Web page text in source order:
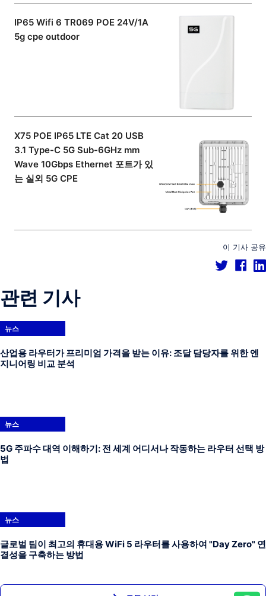
IP65 Wifi 6 TR069 POE 24V/1A
5g cpe outdoor
X75 POE IP65 LTE Cat 20 USB
3.1 Type-C 5G Sub-6GHz mm
Wave 10Gbps Ethernet 포트가 있
는 실외 5G CPE
이 기사 공유
관련 기사
뉴스
산업용 라우터가 프리미엄 가격을 받는 이유: 조달 담당자를 위한 엔
지니어링 비교 분석
뉴스
5G 주파수 대역 이해하기: 전 세계 어디서나 작동하는 라우터 선택 방
법
뉴스
글로벌 팀이 최고의 휴대용 WiFi 5 라우터를 사용하여 "Day Zero" 연
결성을 구축하는 방법